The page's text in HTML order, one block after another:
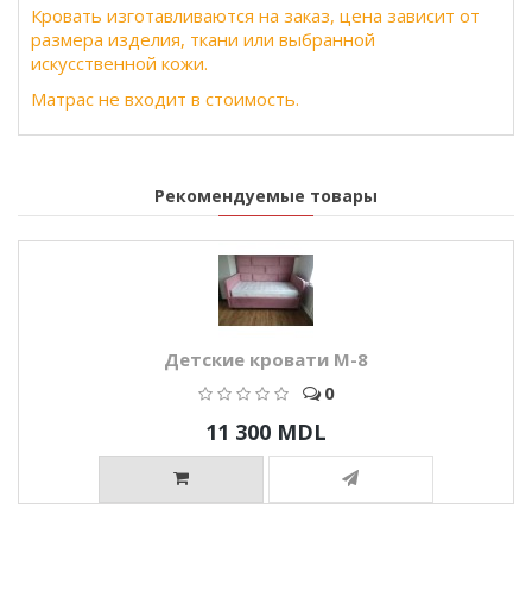
Кровать изготавливаются на заказ, цена зависит от
размера изделия, ткани или выбранной
искусственной кожи.
Матрас не входит в стоимость.
Рекомендуемые товары
Детские кровати M-8
0
11 300 MDL